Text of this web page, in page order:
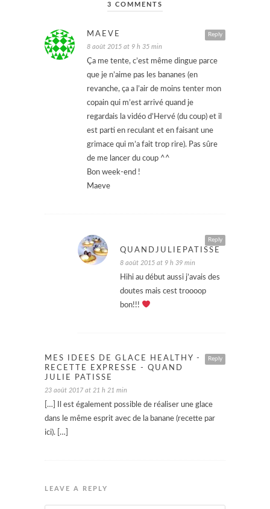
3 COMMENTS
Reply
MAEVE
8 août 2015 at 9 h 35 min
Ça me tente, c’est même dingue parce
que je n’aime pas les bananes (en
revanche, ça a l’air de moins tenter mon
copain qui m’est arrivé quand je
regardais la vidéo d’Hervé (du coup) et il
est parti en reculant et en faisant une
grimace qui m’a fait trop rire). Pas sûre
de me lancer du coup ^^
Bon week-end !
Maeve
Reply
QUANDJULIEPATISSE
8 août 2015 at 9 h 39 min
Hihi au début aussi j’avais des
doutes mais cest troooop
bon!!!
Reply
MES IDÉES DE GLACE HEALTHY -
RECETTE EXPRESSE - QUAND
JULIE PATISSE
23 août 2017 at 21 h 21 min
[…] Il est également possible de réaliser une glace
dans le même esprit avec de la banane (recette par
ici). […]
LEAVE A REPLY